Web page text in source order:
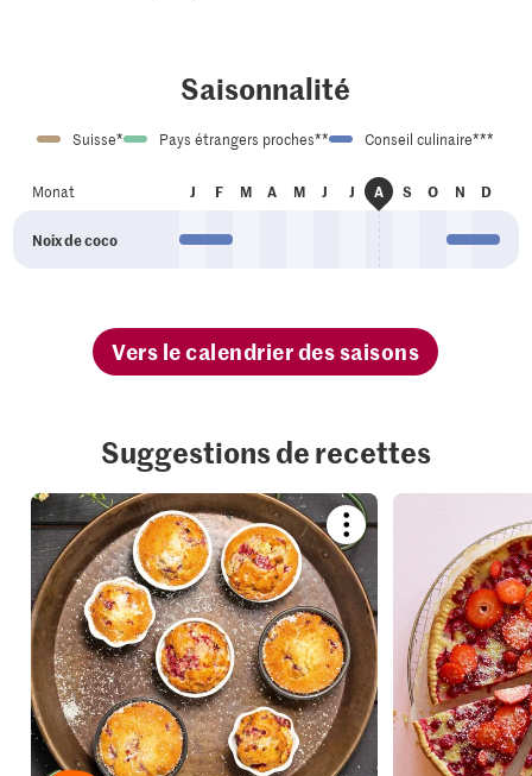
Saisonnalité
Suisse* Pays étrangers proches** Conseil culinaire***
Monat Jan Fév Mar Avr Mai J Jui Aoû SepOct Nov Déc
Noix de coco
Vers le calendrier des saisons
Suggestions de recettes
Bookmark
recipe
or
add
your
collections.